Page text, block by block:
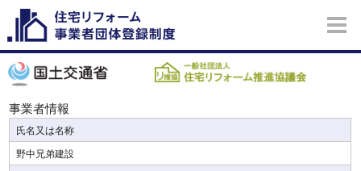
事業者情報
氏名又は名称
野中兄弟建設